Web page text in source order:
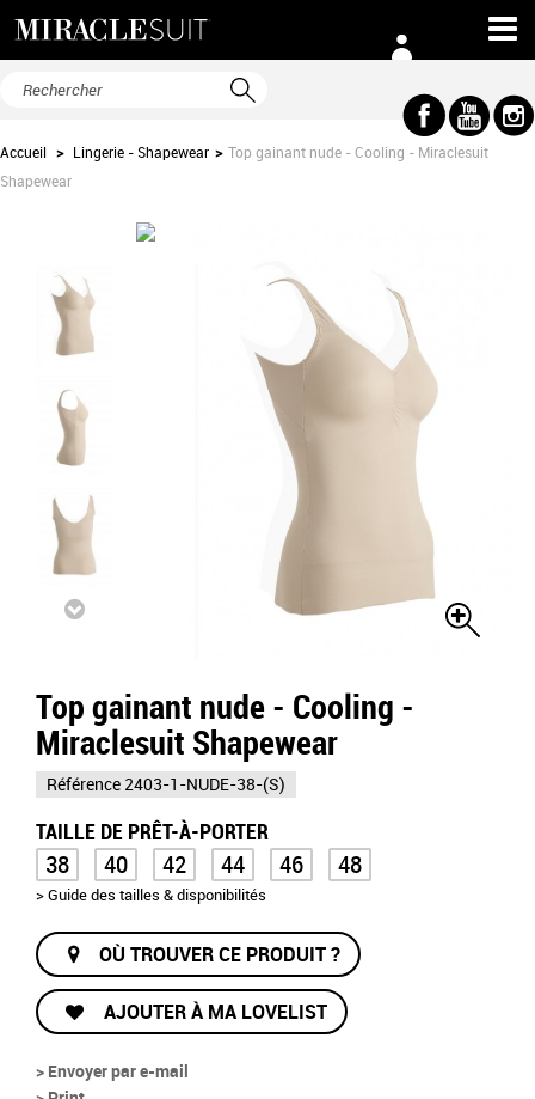
Accueil > Lingerie - Shapewear > Top gainant nude - Cooling - Miraclesuit
Shapewear
Top gainant nude - Cooling -
Miraclesuit Shapewear
Référence 2403-1-NUDE-38-(S)
TAILLE DE PRÊT-À-PORTER
38 40 42 44 46 48
> Guide des tailles & disponibilités
OÙ TROUVER CE PRODUIT ?
AJOUTER À MA LOVELIST
> Envoyer par e-mail